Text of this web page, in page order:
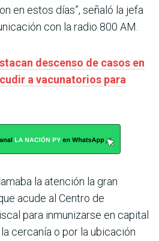
en estos días”, señaló la jefa
con la radio 800 AM.
descenso de casos en
a vacunatorios para
la atención la gran
acude al Centro de
para inmunizarse en capital
cercanía o por la ubicación